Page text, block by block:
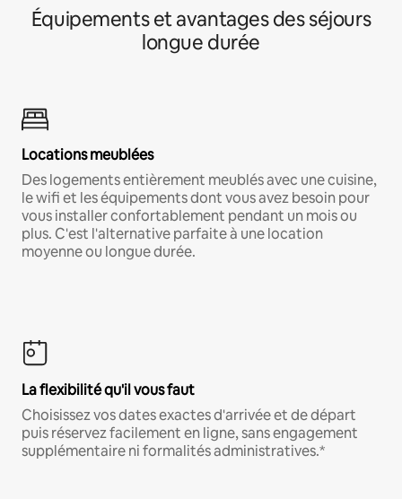
Équipements et avantages des séjours
longue durée
Locations meublées
Des logements entièrement meublés avec une cuisine,
le wifi et les équipements dont vous avez besoin pour
vous installer confortablement pendant un mois ou
plus. C'est l'alternative parfaite à une location
moyenne ou longue durée.
La flexibilité qu'il vous faut
Choisissez vos dates exactes d'arrivée et de départ
puis réservez facilement en ligne, sans engagement
supplémentaire ni formalités administratives.*